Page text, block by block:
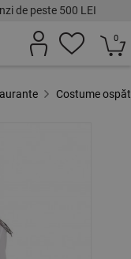
de peste 500 LEI
0
Costume